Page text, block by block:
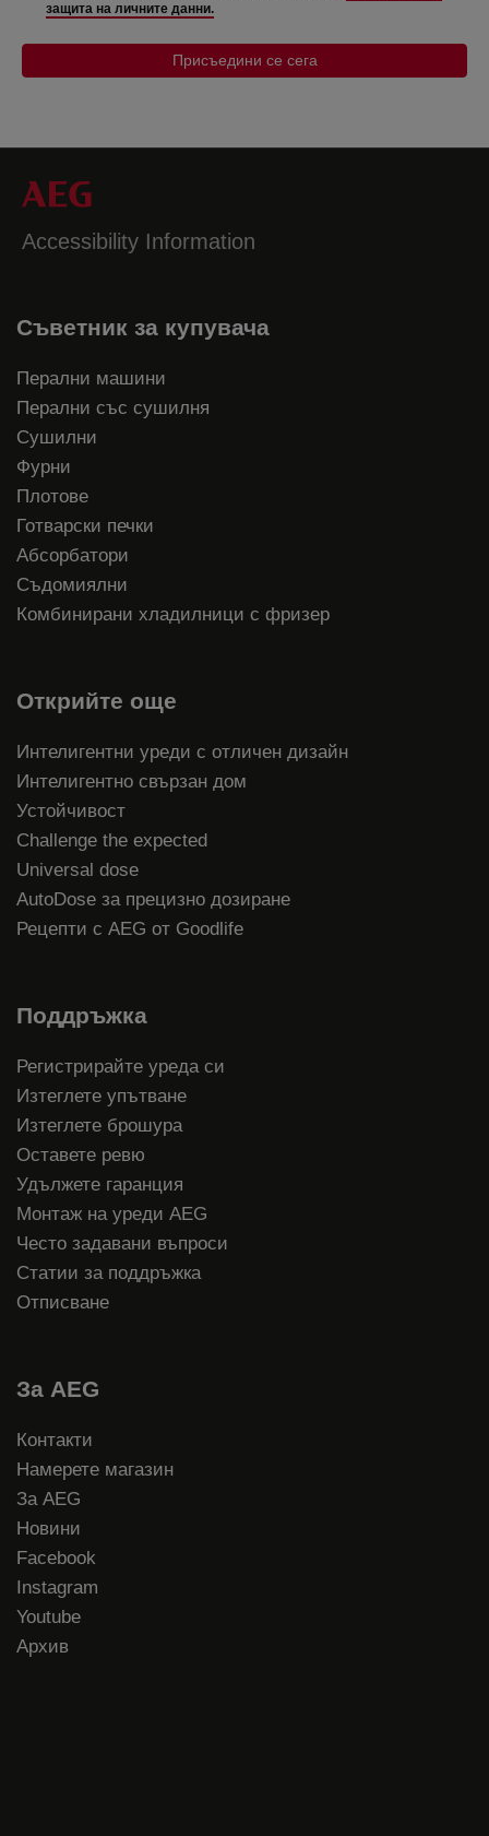
защита на личните данни.
Присъедини се сега
Accessibility Information
Съветник за купувача
Перални машини
Перални със сушилня
Сушилни
Фурни
Плотове
Готварски печки
Абсорбатори
Съдомиялни
Комбинирани хладилници с фризер
Открийте още
Интелигентни уреди с отличен дизайн
Интелигентно свързан дом
Устойчивост
Challenge the expected
Universal dose
AutoDose за прецизно дозиране
Рецепти с AEG от Goodlife
Поддръжка
Регистрирайте уреда си
Изтеглете упътване
Изтеглете брошура
Оставете ревю
Удължете гаранция
Монтаж на уреди AEG
Често задавани въпроси
Статии за поддръжка
Отписване
За AEG
Контакти
Намерете магазин
За AEG
Новини
Facebook
Instagram
Youtube
Архив